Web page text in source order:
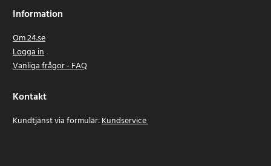
Information
Om 24.se
Logga in
Vanliga frågor - FAQ
Kontakt
Kundtjänst via formulär:Kundservice